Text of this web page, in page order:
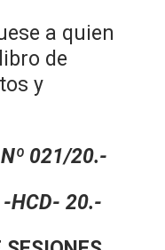
a quien
de
y
Nº 021/20.-
-HCD- 20.-